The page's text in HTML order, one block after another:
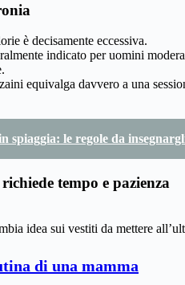
è decisamente eccessiva.
indicato per uomini
equivalga davvero a una
spiaggia: le regole da
tempo e pazienza
idea sui vestiti da mettere
di una mamma